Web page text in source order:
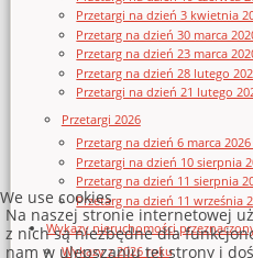
Przetargi na dzień 3 kwietnia
Przetarg na dzień 30 marca
Przetarg na dzień 23 marca
Przetarg na dzień 28 lutego
Przetargi na dzień 21 lutego
Przetargi 2026
Przetarg na dzień 6 marca 2026
Przetargi na dzień 10 sierpnia
Przetarg na dzień 11 sierpnia
Przetarg na dzień 11 września
Wykazy nieruchomości
Wykazy z 2026 roku
We use cookies
Na naszej stronie internetowej
z nich są niezbędne dla
nam w ulepszaniu tej strony i